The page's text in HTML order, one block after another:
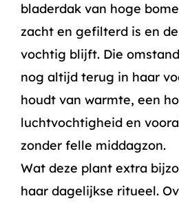
bladerdak van hoge
zacht en gefilterd is en
vochtig blijft. Die
nog altijd terug in haar
houdt van warmte, een
luchtvochtigheid en
zonder felle middagzon.
Wat deze plant extra
haar dagelijkse ritueel.